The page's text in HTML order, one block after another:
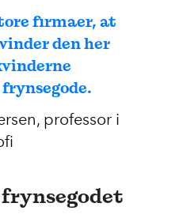
firmaer, at
den her
professor i